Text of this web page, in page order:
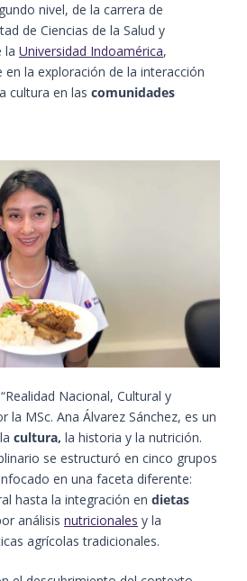
nivel, de la carrera de
de Ciencias de la Salud y
la Universidad Indoamérica,
la exploración de la interacción
cultura en las comunidades
Nacional, Cultural y
la MSc. Ana Álvarez Sánchez, es un
cultura, la historia y la nutrición.
se estructuró en cinco grupos
en una faceta diferente:
hasta la integración en dietas
análisis nutricionales y la
agrícolas tradicionales.